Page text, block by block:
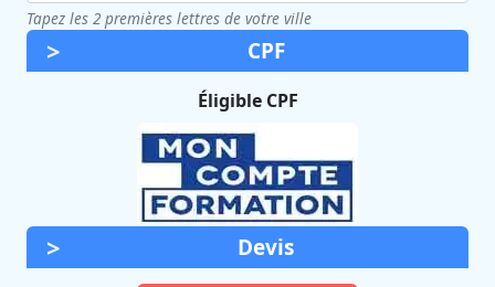
Tapez les 2 premières lettres de votre ville
CPF
Éligible CPF
Devis